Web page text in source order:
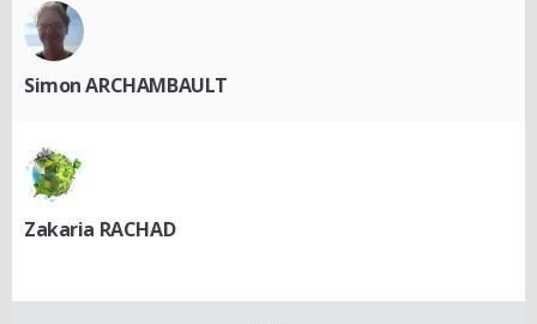
Simon ARCHAMBAULT
Zakaria RACHAD